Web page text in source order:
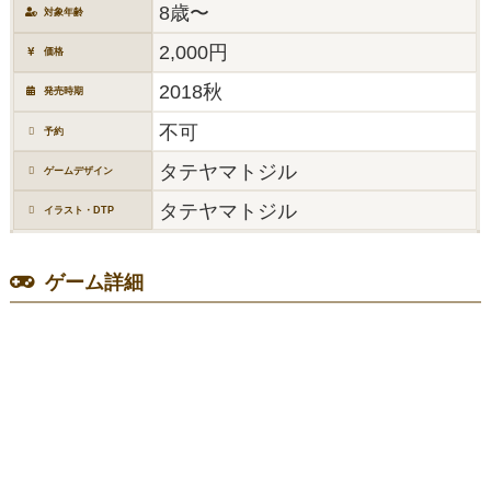
対象年齢 8歳〜
価格 2,000円
発売時期 2018秋
予約 不可
ゲームデザイン タテヤマトジル
イラスト・DTP タテヤマトジル
ゲーム詳細